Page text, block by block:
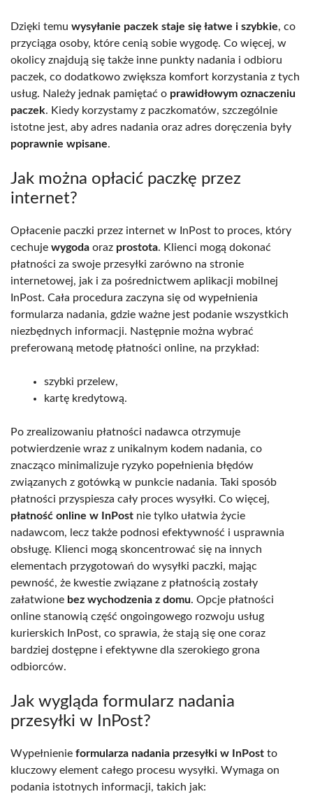
Dzięki temu wysyłanie paczek staje się łatwe i szybkie, co
przyciąga osoby, które cenią sobie wygodę. Co więcej, w
okolicy znajdują się także inne punkty nadania i odbioru
paczek, co dodatkowo zwiększa komfort korzystania z tych
usług. Należy jednak pamiętać o prawidłowym oznaczeniu
paczek. Kiedy korzystamy z paczkomatów, szczególnie
istotne jest, aby adres nadania oraz adres doręczenia były
poprawnie wpisane.
Jak można opłacić paczkę przez
internet?
Opłacenie paczki przez internet w InPost to proces, który
cechuje wygoda oraz prostota. Klienci mogą dokonać
płatności za swoje przesyłki zarówno na stronie
internetowej, jak i za pośrednictwem aplikacji mobilnej
InPost. Cała procedura zaczyna się od wypełnienia
formularza nadania, gdzie ważne jest podanie wszystkich
niezbędnych informacji. Następnie można wybrać
preferowaną metodę płatności online, na przykład:
szybki przelew,
kartę kredytową.
Po zrealizowaniu płatności nadawca otrzymuje
potwierdzenie wraz z unikalnym kodem nadania, co
znacząco minimalizuje ryzyko popełnienia błędów
związanych z gotówką w punkcie nadania. Taki sposób
płatności przyspiesza cały proces wysyłki. Co więcej,
płatność online w InPost nie tylko ułatwia życie
nadawcom, lecz także podnosi efektywność i usprawnia
obsługę. Klienci mogą skoncentrować się na innych
elementach przygotowań do wysyłki paczki, mając
pewność, że kwestie związane z płatnością zostały
załatwione bez wychodzenia z domu. Opcje płatności
online stanowią część ongoingowego rozwoju usług
kurierskich InPost, co sprawia, że stają się one coraz
bardziej dostępne i efektywne dla szerokiego grona
odbiorców.
Jak wygląda formularz nadania
przesyłki w InPost?
Wypełnienie formularza nadania przesyłki w InPost to
kluczowy element całego procesu wysyłki. Wymaga on
podania istotnych informacji, takich jak: